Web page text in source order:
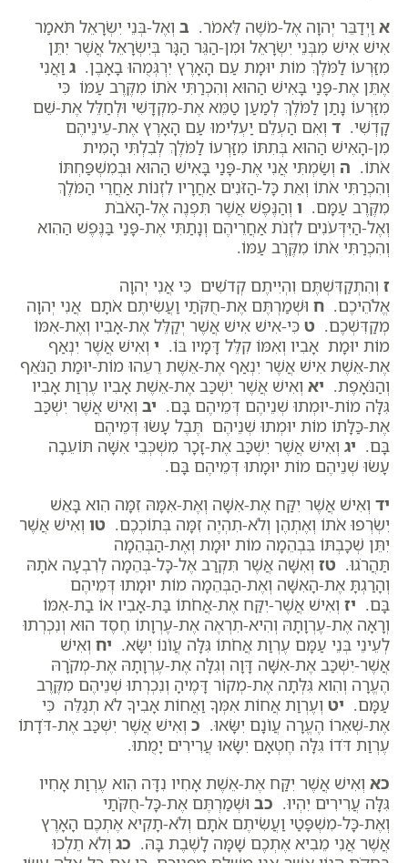
א וַיְדַבֵּר יְהוָה אֶל-מֹשֶׁה לֵּאמֹר. ב וְאֶל-בְּנֵי יִשְׂרָאֵל תֹּאמַר
אִישׁ אִישׁ מִבְּנֵי יִשְׂרָאֵל וּמִן-הַגֵּר הַגָּר בְּיִשְׂרָאֵל אֲשֶׁר יִתֵּן
מִזַּרְעוֹ לַמֹּלֶךְ מוֹת יוּמָת עַם הָאָרֶץ יִרְגְּמֻהוּ בָאָבֶן. ג וַאֲנִי
אֶתֵּן אֶת-פָּנַי בָּאִישׁ הַהוּא וְהִכְרַתִּי אֹתוֹ מִקֶּרֶב עַמּוֹ כִּי
מִזַּרְעוֹ נָתַן לַמֹּלֶךְ לְמַעַן טַמֵּא אֶת-מִקְדָּשִׁי וּלְחַלֵּל אֶת-שֵׁם
קָדְשִׁי. ד וְאִם הַעְלֵם יַעְלִימוּ עַם הָאָרֶץ אֶת-עֵינֵיהֶם
מִן-הָאִישׁ הַהוּא בְּתִתּוֹ מִזַּרְעוֹ לַמֹּלֶךְ לְבִלְתִּי הָמִית
אֹתוֹ. ה וְשַׂמְתִּי אֲנִי אֶת-פָּנַי בָּאִישׁ הַהוּא וּבְמִשְׁפַּחְתּוֹ
וְהִכְרַתִּי אֹתוֹ וְאֵת כָּל-הַזֹּנִים אַחֲרָיו לִזְנוֹת אַחֲרֵי הַמֹּלֶךְ
מִקֶּרֶב עַמָּם. ו וְהַנֶּפֶשׁ אֲשֶׁר תִּפְנֶה אֶל-הָאֹבֹת
וְאֶל-הַיִּדְּעֹנִים לִזְנֹת אַחֲרֵיהֶם וְנָתַתִּי אֶת-פָּנַי בַּנֶּפֶשׁ הַהִוא
וְהִכְרַתִּי אֹתוֹ מִקֶּרֶב עַמּוֹ.
ז וְהִתְקַדִּשְׁתֶּם וִהְיִיתֶם קְדֹשִׁים כִּי אֲנִי יְהוָה
אֱלֹהֵיכֶם. ח וּשְׁמַרְתֶּם אֶת-חֻקֹּתַי וַעֲשִׂיתֶם אֹתָם אֲנִי יְהוָה
מְקַדִּשְׁכֶם. ט כִּי-אִישׁ אִישׁ אֲשֶׁר יְקַלֵּל אֶת-אָבִיו וְאֶת-אִמּוֹ
מוֹת יוּמָת אָבִיו וְאִמּוֹ קִלֵּל דָּמָיו בּוֹ. י וְאִישׁ אֲשֶׁר יִנְאַף
אֶת-אֵשֶׁת אִישׁ אֲשֶׁר יִנְאַף אֶת-אֵשֶׁת רֵעֵהוּ מוֹת-יוּמַת הַנֹּאֵף
וְהַנֹּאָפֶת. יא וְאִישׁ אֲשֶׁר יִשְׁכַּב אֶת-אֵשֶׁת אָבִיו עֶרְוַת אָבִיו
גִּלָּה מוֹת-יוּמְתוּ שְׁנֵיהֶם דְּמֵיהֶם בָּם. יב וְאִישׁ אֲשֶׁר יִשְׁכַּב
אֶת-כַּלָּתוֹ מוֹת יוּמְתוּ שְׁנֵיהֶם תֶּבֶל עָשׂוּ דְּמֵיהֶם
בָּם. יג וְאִישׁ אֲשֶׁר יִשְׁכַּב אֶת-זָכָר מִשְׁכְּבֵי אִשָּׁה תּוֹעֵבָה
עָשׂוּ שְׁנֵיהֶם מוֹת יוּמָתוּ דְּמֵיהֶם בָּם.
יד וְאִישׁ אֲשֶׁר יִקַּח אֶת-אִשָּׁה וְאֶת-אִמָּהּ זִמָּה הִוא בָּאֵשׁ
יִשְׂרְפוּ אֹתוֹ וְאֶתְהֶן וְלֹא-תִהְיֶה זִמָּה בְּתוֹכְכֶם. טו וְאִישׁ אֲשֶׁר
יִתֵּן שְׁכָבְתּוֹ בִּבְהֵמָה מוֹת יוּמָת וְאֶת-הַבְּהֵמָה
תַּהֲרֹגוּ. טז וְאִשָּׁה אֲשֶׁר תִּקְרַב אֶל-כָּל-בְּהֵמָה לְרִבְעָה אֹתָהּ
וְהָרַגְתָּ אֶת-הָאִשָּׁה וְאֶת-הַבְּהֵמָה מוֹת יוּמָתוּ דְּמֵיהֶם
בָּם. יז וְאִישׁ אֲשֶׁר-יִקַּח אֶת-אֲחֹתוֹ בַּת-אָבִיו אוֹ בַת-אִמּוֹ
וְרָאָה אֶת-עֶרְוָתָהּ וְהִיא-תִרְאֶה אֶת-עֶרְוָתוֹ חֶסֶד הוּא וְנִכְרְתוּ
לְעֵינֵי בְּנֵי עַמָּם עֶרְוַת אֲחֹתוֹ גִּלָּה עֲו‍ֹנוֹ יִשָּׂא. יח וְאִישׁ
אֲשֶׁר-יִשְׁכַּב אֶת-אִשָּׁה דָּוָה וְגִלָּה אֶת-עֶרְוָתָהּ אֶת-מְקֹרָהּ
הֶעֱרָה וְהִוא גִּלְּתָה אֶת-מְקוֹר דָּמֶיהָ וְנִכְרְתוּ שְׁנֵיהֶם מִקֶּרֶב
עַמָּם. יט וְעֶרְוַת אֲחוֹת אִמְּךָ וַאֲחוֹת אָבִיךָ לֹא תְגַלֵּה כִּי
אֶת-שְׁאֵרוֹ הֶעֱרָה עֲו‍ֹנָם יִשָּׂאוּ. כ וְאִישׁ אֲשֶׁר יִשְׁכַּב אֶת-דֹּדָתוֹ
עֶרְוַת דֹּדוֹ גִּלָּה חֶטְאָם יִשָּׂאוּ עֲרִירִים יָמֻתוּ.
כא וְאִישׁ אֲשֶׁר יִקַּח אֶת-אֵשֶׁת אָחִיו נִדָּה הִוא עֶרְוַת אָחִיו
גִּלָּה עֲרִירִים יִהְיוּ. כב וּשְׁמַרְתֶּם אֶת-כָּל-חֻקֹּתַי
וְאֶת-כָּל-מִשְׁפָּטַי וַעֲשִׂיתֶם אֹתָם וְלֹא-תָקִיא אֶתְכֶם הָאָרֶץ
אֲשֶׁר אֲנִי מֵבִיא אֶתְכֶם שָׁמָּה לָשֶׁבֶת בָּהּ. כג וְלֹא תֵלְכוּ